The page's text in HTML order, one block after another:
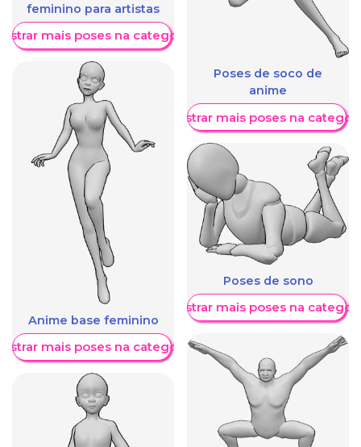
feminino para artistas
mais poses na categoria
Anime base feminino
mais poses na categoria
Poses de soco de
anime
Mostrar mais poses na
Poses de sono
Mostrar mais poses na